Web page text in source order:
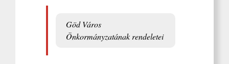
Göd Város
Önkormányzatának rendeletei